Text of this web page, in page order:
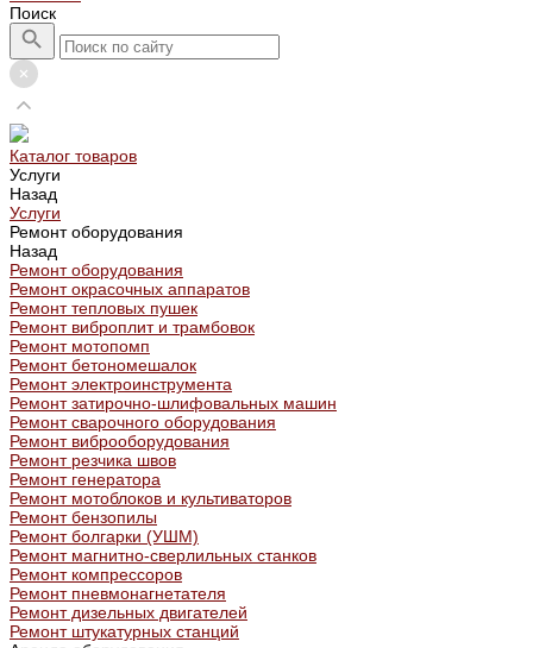
Поиск
Каталог товаров
Услуги
Назад
Услуги
Ремонт оборудования
Назад
Ремонт оборудования
Ремонт окрасочных аппаратов
Ремонт тепловых пушек
Ремонт виброплит и трамбовок
Ремонт мотопомп
Ремонт бетономешалок
Ремонт электроинструмента
Ремонт затирочно-шлифовальных машин
Ремонт сварочного оборудования
Ремонт виброоборудования
Ремонт резчика швов
Ремонт генератора
Ремонт мотоблоков и культиваторов
Ремонт бензопилы
Ремонт болгарки (УШМ)
Ремонт магнитно-сверлильных станков
Ремонт компрессоров
Ремонт пневмонагнетателя
Ремонт дизельных двигателей
Ремонт штукатурных станций